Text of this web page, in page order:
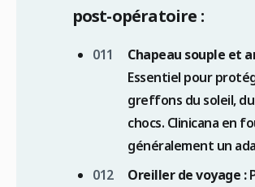
post-opératoire :
Chapeau souple et
Essentiel pour
greffons du soleil,
chocs. Clinicana en
généralement un
Oreiller de voyage :